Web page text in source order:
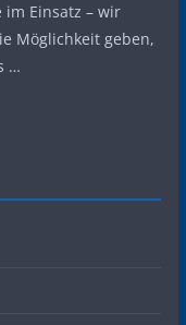
Einsatz – wir
Möglichkeit geben,
…